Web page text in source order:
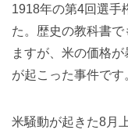
1918年の第4回選手
た。歴史の教科書
ますが、米の価格
が起こった事件です
米騒動が起きた8月